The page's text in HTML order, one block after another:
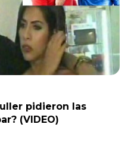
pidieron las
(VIDEO)